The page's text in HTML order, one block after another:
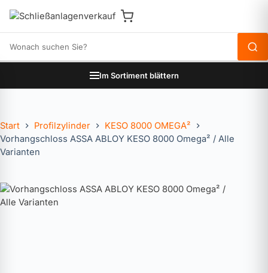
Im Sortiment blättern
Start Profilzylinder
KESO 8000 OMEGA²
Vorhangschloss ASSA ABLOY KESO 8000 Omega² / Alle
Varianten